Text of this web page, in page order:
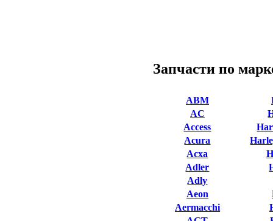
Запчасти по
ABM
AC
Access
Acura
Acxa
Adler
Adly
Aeon
Aermacchi